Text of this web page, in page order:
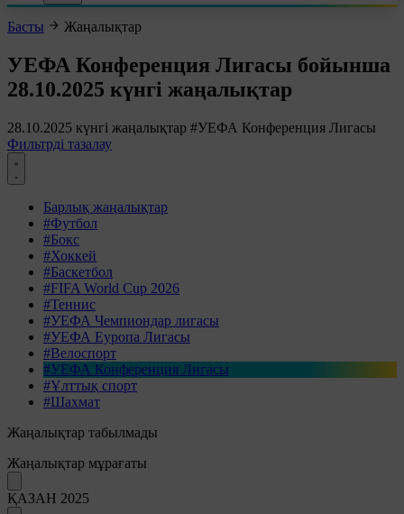
Басты Жаңалықтар
УЕФА Конференция Лигасы бойынша
28.10.2025 күнгі жаңалықтар
28.10.2025 күнгі жаңалықтар #УЕФА Конференция Лигасы
Фильтрді тазалау
Барлық жаңалықтар
#Футбол
#Бокс
#Хоккей
#Баскетбол
#FIFA World Cup 2026
#Теннис
#УЕФА Чемпиондар лигасы
#УЕФА Еуропа Лигасы
#Велоспорт
#УЕФА Конференция Лигасы
#Ұлттық спорт
#Шахмат
Жаңалықтар табылмады
Жаңалықтар мұрағаты
ҚАЗАН 2025